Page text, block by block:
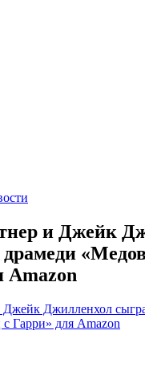
и Джейк
Amazon
Джейк Джилленхол
Гарри» для Amazon